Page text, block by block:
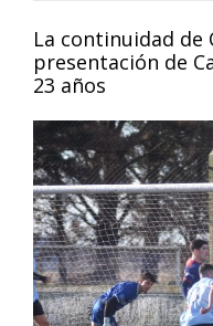
La continuidad de
presentación de
23 años